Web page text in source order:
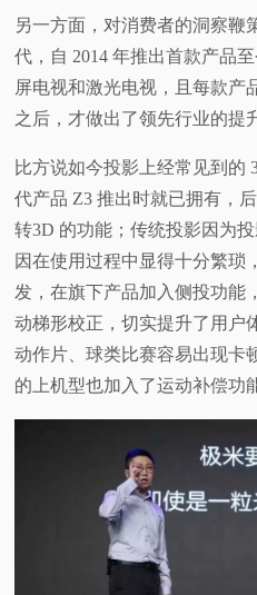
另一方面，对消费者的洞察鞭
代，自 2014 年推出首款产品
屏电视和激光电视，且每款产
之后，才做出了领先行业的提
比方说如今投影上经常见到的
代产品 Z3 推出时就已拥有，
转3D 的功能；传统投影因为
因在使用过程中显得十分繁琐
发，在旗下产品加入侧投功能
动梯形校正，切实提升了用户
动作片、球类比赛容易出现卡
的上机型也加入了运动补偿功